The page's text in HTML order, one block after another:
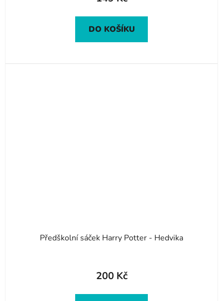
DO KOŠÍKU
Předškolní sáček Harry Potter - Hedvika
200 Kč